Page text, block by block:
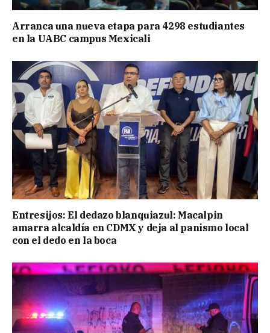
Arranca una nueva etapa para 4298 estudiantes
en la UABC campus Mexicali
Entresijos: El dedazo blanquiazul: Macalpin
amarra alcaldía en CDMX y deja al panismo local
con el dedo en la boca